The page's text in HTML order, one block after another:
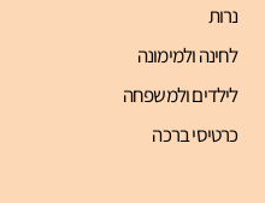
נרות
לחינה ולמימונה
לילדים ולמשפחה
כרטיסי ברכה